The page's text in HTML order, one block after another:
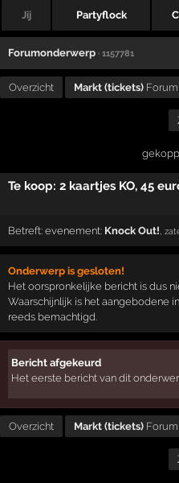
Jij Partyflock
Forumonderwerp · 1157781
Overzicht Markt (tickets) Forum
Te koop: 2 kaartjes KO, 45
Betreft:evenement: Knock Out! ,
Onderwerp is gesloten!
Het oorspronkelijke bericht is dus
Waarschijnlijk is het aangebodene
reeds bemachtigd.
Bericht afgekeurd
Het eerste bericht van dit
Overzicht Markt (tickets) Forum